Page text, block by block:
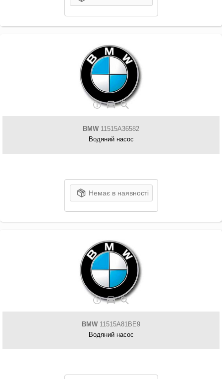
BMW 11515A36582
Водяний насос
Немає в наявності
BMW 11515A81BE9
Водяний насос